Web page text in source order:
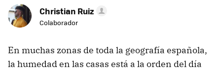
Christian Ruiz
Colaborador
En muchas zonas de toda la geografía española,
la humedad en las casas está a la orden del día